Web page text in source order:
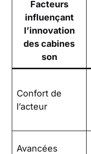
Facteurs
influençant
l’innovation
des cabines
son
Confort de
l’acteur
Avancées